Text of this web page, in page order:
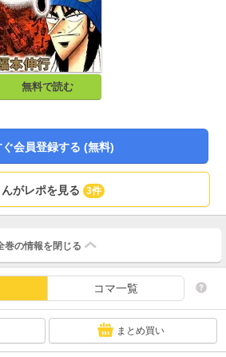
無料で読む
ぐ会員登録する (無料)
んがレポを見る 3件
巻の情報を 閉じる
コマ一覧
まとめ買い